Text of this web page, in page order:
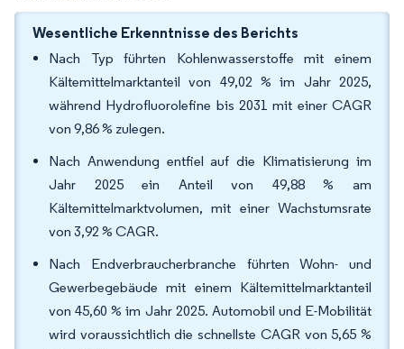
Wesentliche Erkenntnisse des Berichts
Nach Typ führten Kohlenwasserstoffe mit einem
Kältemittelmarktanteil von 49,02 % im Jahr 2025,
während Hydrofluorolefine bis 2031 mit einer CAGR
von 9,86 % zulegen.
Nach Anwendung entfiel auf die Klimatisierung im
Jahr 2025 ein Anteil von 49,88 % am
Kältemittelmarktvolumen, mit einer Wachstumsrate
von 3,92 % CAGR.
Nach Endverbraucherbranche führten Wohn- und
Gewerbegebäude mit einem Kältemittelmarktanteil
von 45,60 % im Jahr 2025. Automobil und E-Mobilität
wird voraussichtlich die schnellste CAGR von 5,65 %